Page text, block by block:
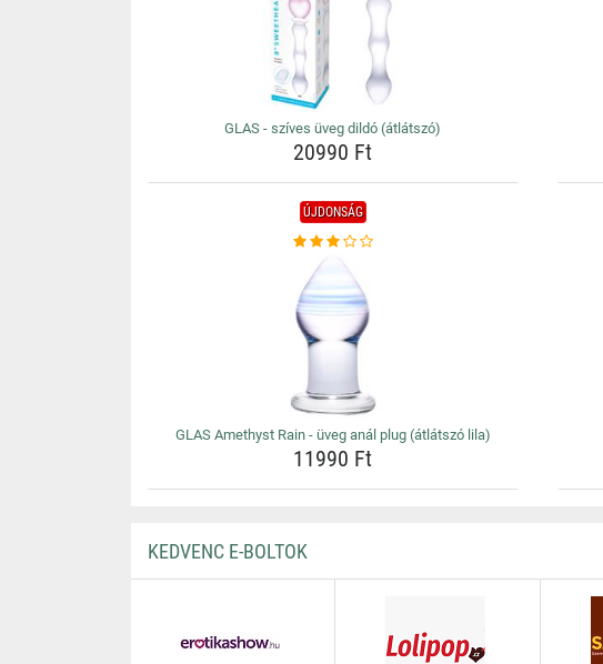
GLAS - szíves üveg dildó (átlátszó)
20990 Ft
ÚJDONSÁG
GLAS Amethyst Rain - üveg anál plug (átlátszó lila)
11990 Ft
KEDVENC E-BOLTOK